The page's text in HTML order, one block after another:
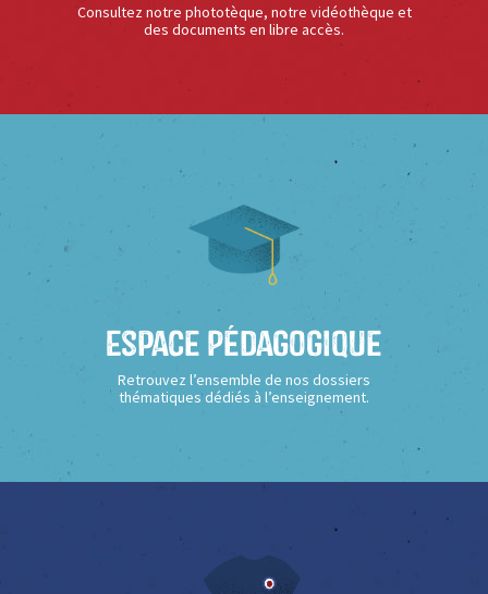
Consultez notre phototèque, notre vidéothèque et
des documents en libre accès.
Espace Pédagogique
Retrouvez l’ensemble de nos dossiers
thématiques dédiés à l’enseignement.